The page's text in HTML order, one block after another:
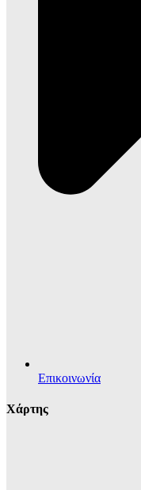
Επικοινωνία
Χάρτης